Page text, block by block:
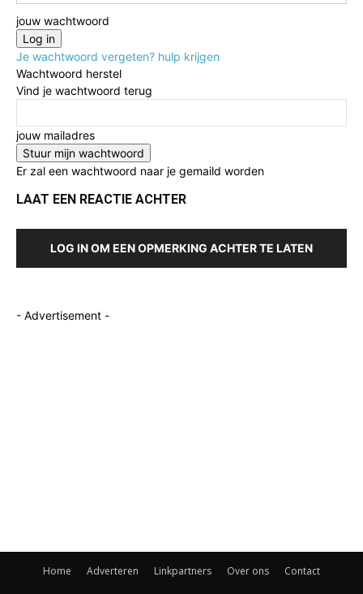
jouw wachtwoord
Je wachtwoord vergeten? hulp krijgen
Wachtwoord herstel
Vind je wachtwoord terug
jouw mailadres
Er zal een wachtwoord naar je gemaild worden
LAAT EEN REACTIE ACHTER
LOG IN OM EEN OPMERKING ACHTER TE LATEN
- Advertisement -
Home Adverteren Linkpartners Over ons Contact